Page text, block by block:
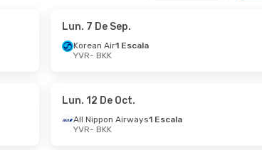
- Lun. 2 De Nov.
1 Escala
Lun. 7 De Sep.
Korean Air1 Escala
YVR- BKK
Lun. 12 De Oct.
All Nippon Airways1 Escala
YVR- BKK